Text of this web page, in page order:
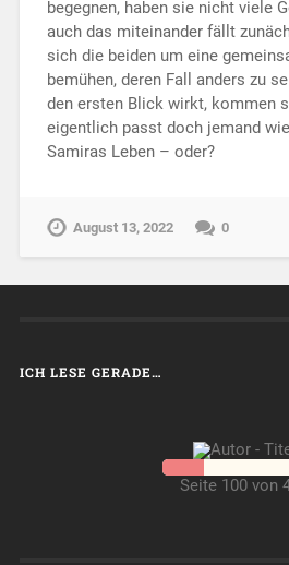
begegnen, haben sie nicht viele
auch das miteinander fällt
sich die beiden um eine
bemühen, deren Fall anders zu
den ersten Blick wirkt, kommen
eigentlich passt doch jemand
Samiras Leben – oder?
August 13, 2022 0
ICH LESE GERADE…
Seite 100 von